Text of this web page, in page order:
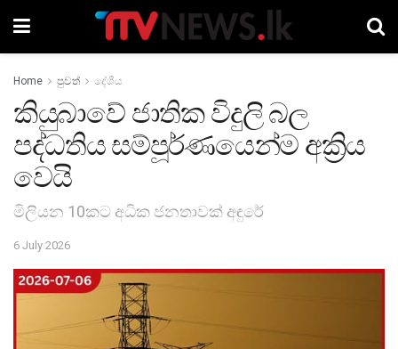
Home පුවත් දේශීය
කියුබාවේ ජාතික විදුලි බල
පද්ධතිය සම්පූර්ණයෙන්ම අක්‍රිය
වෙයි
මිලියන 10කට අධික ජනතාවක් අඳුරේ
6 July 2026